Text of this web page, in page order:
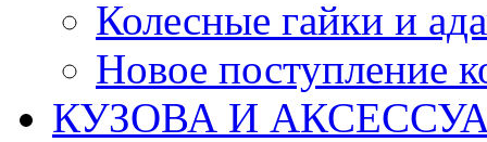
Колесные гайки и
Новое поступление
КУЗОВА И